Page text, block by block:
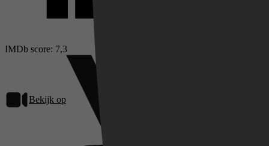
IMDb score: 7,3
Bekijk op